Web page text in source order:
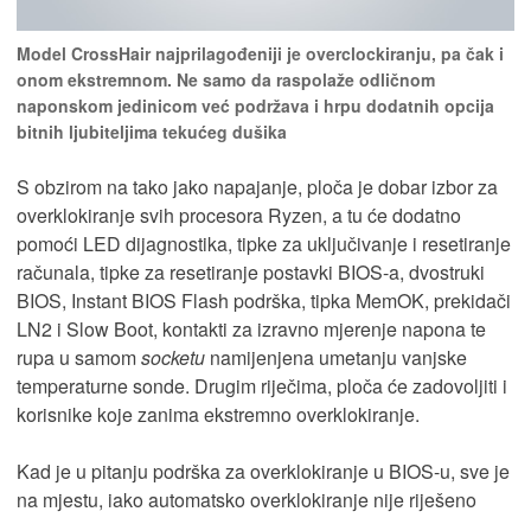
Model CrossHair najprilagođeniji je overclockiranju, pa čak i
onom ekstremnom. Ne samo da raspolaže odličnom
naponskom jedinicom već podržava i hrpu dodatnih opcija
bitnih ljubiteljima tekućeg dušika
S obzirom na tako jako napajanje, ploča je dobar izbor za
overklokiranje svih procesora Ryzen, a tu će dodatno
pomoći LED dijagnostika, tipke za uključivanje i resetiranje
računala, tipke za resetiranje postavki BIOS-a, dvostruki
BIOS, Instant BIOS Flash podrška, tipka MemOK, prekidači
LN2 i Slow Boot, kontakti za izravno mjerenje napona te
rupa u samomsocketu namijenjena umetanju vanjske
temperaturne sonde. Drugim riječima, ploča će zadovoljiti i
korisnike koje zanima ekstremno overklokiranje.
Kad je u pitanju podrška za overklokiranje u BIOS-u, sve je
na mjestu, iako automatsko overklokiranje nije riješeno